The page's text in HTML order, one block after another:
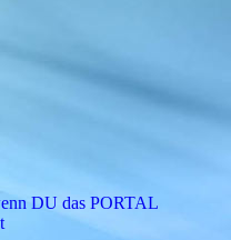
DU das PORTAL